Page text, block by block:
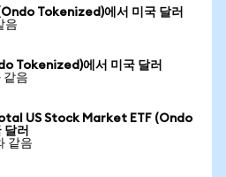
Tokenized)에서 미국 달러
음
Tokenized)에서 미국 달러
같음
US Stock Market ETF (Ondo
러
같음